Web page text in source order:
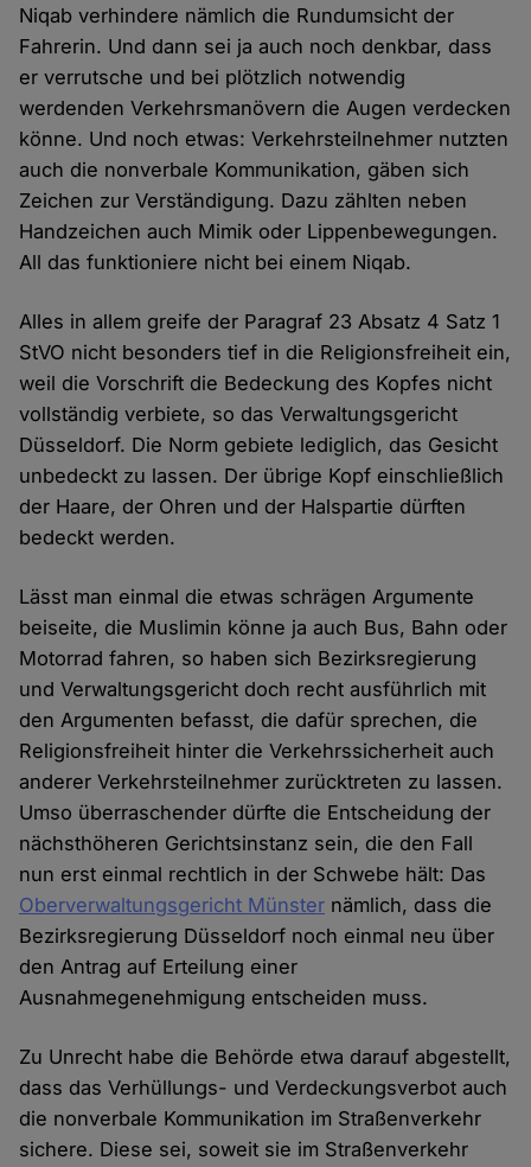
Niqab verhindere nämlich die Rundumsicht der
Fahrerin. Und dann sei ja auch noch denkbar, dass
er verrutsche und bei plötzlich notwendig
werdenden Verkehrsmanövern die Augen verdecken
könne. Und noch etwas: Verkehrsteilnehmer nutzten
auch die nonverbale Kommunikation, gäben sich
Zeichen zur Verständigung. Dazu zählten neben
Handzeichen auch Mimik oder Lippenbewegungen.
All das funktioniere nicht bei einem Niqab.
Alles in allem greife der Paragraf 23 Absatz 4 Satz 1
StVO nicht besonders tief in die Religionsfreiheit ein,
weil die Vorschrift die Bedeckung des Kopfes nicht
vollständig verbiete, so das Verwaltungsgericht
Düsseldorf. Die Norm gebiete lediglich, das Gesicht
unbedeckt zu lassen. Der übrige Kopf einschließlich
der Haare, der Ohren und der Halspartie dürften
bedeckt werden.
Lässt man einmal die etwas schrägen Argumente
beiseite, die Muslimin könne ja auch Bus, Bahn oder
Motorrad fahren, so haben sich Bezirksregierung
und Verwaltungsgericht doch recht ausführlich mit
den Argumenten befasst, die dafür sprechen, die
Religionsfreiheit hinter die Verkehrssicherheit auch
anderer Verkehrsteilnehmer zurücktreten zu lassen.
Umso überraschender dürfte die Entscheidung der
nächsthöheren Gerichtsinstanz sein, die den Fall
nun erst einmal rechtlich in der Schwebe hält: Das
Oberverwaltungsgericht Münster nämlich, dass die
Bezirksregierung Düsseldorf noch einmal neu über
den Antrag auf Erteilung einer
Ausnahmegenehmigung entscheiden muss.
Zu Unrecht habe die Behörde etwa darauf abgestellt,
dass das Verhüllungs- und Verdeckungsverbot auch
die nonverbale Kommunikation im Straßenverkehr
sichere. Diese sei, soweit sie im Straßenverkehr